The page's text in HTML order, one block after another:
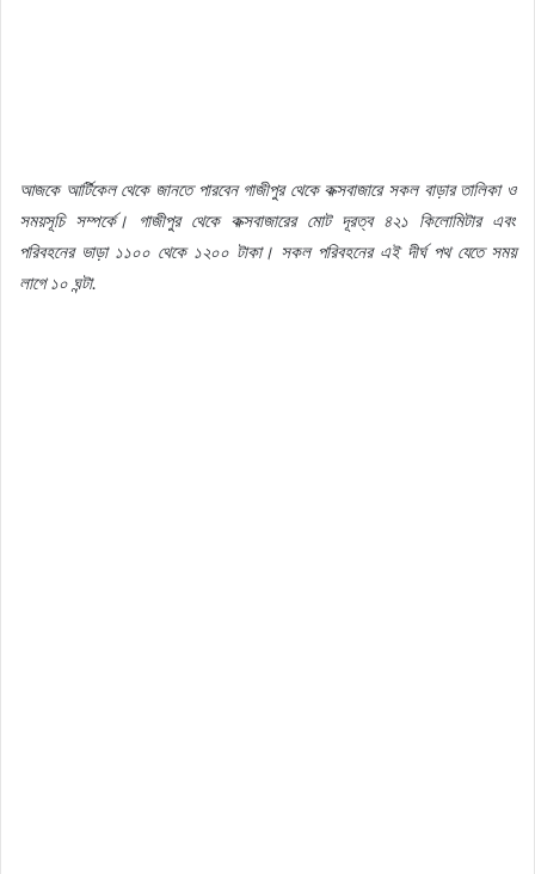
আজকে আর্টিকেল থেকে জানতে পারবেন গাজীপুর থেকে কক্সবাজারে সকল বাড়ার তালিকা ও
সময়সূচি সম্পর্কে। গাজীপুর থেকে কক্সবাজারের মোট দূরত্ব ৪২১ কিলোমিটার এবং
পরিবহনের ভাড়া ১১০০ থেকে ১২০০ টাকা। সকল পরিবহনের এই দীর্ঘ পথ যেতে সময়
লাগে ১০ ঘন্টা.